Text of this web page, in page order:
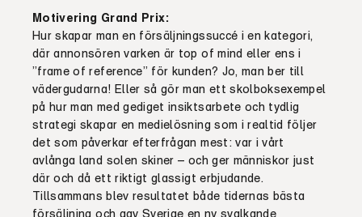
Motivering Grand Prix:
Hur skapar man en försäljningssuccé i en kategori,
där annonsören varken är top of mind eller ens i
”frame of reference” för kunden? Jo, man ber till
vädergudarna! Eller så gör man ett skolboksexempel
på hur man med gediget insiktsarbete och tydlig
strategi skapar en medielösning som i realtid följer
det som påverkar efterfrågan mest: var i vårt
avlånga land solen skiner – och ger människor just
där och då ett riktigt glassigt erbjudande.
Tillsammans blev resultatet både tidernas bästa
försäljning och gav Sverige en ny svalkande